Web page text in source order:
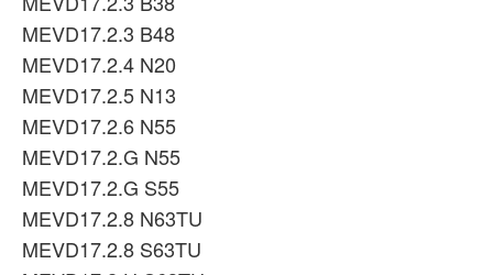
MEVD17.2.3 B48
MEVD17.2.4 N20
MEVD17.2.5 N13
MEVD17.2.6 N55
MEVD17.2.G N55
MEVD17.2.G S55
MEVD17.2.8 N63TU
MEVD17.2.8 S63TU